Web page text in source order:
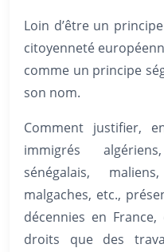
Loin d’être un
citoyenneté
comme un principe
son nom.
Comment justifier,
immigrés
sénégalais,
malgaches, etc.,
décennies en France,
droits que des